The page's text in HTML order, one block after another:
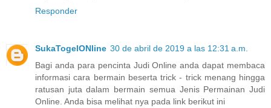
Responder
SukaTogelONline 30 de abril de 2019 a las 12:31 a.m.
Bagi anda para pencinta Judi Online anda dapat membaca
informasi cara bermain beserta trick - trick menang hingga
ratusan juta dalam bermain semua Jenis Permainan Judi
Online. Anda bisa melihat nya pada link berikut ini